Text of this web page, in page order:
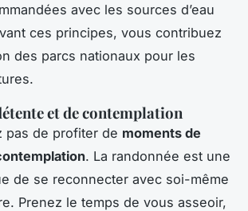
avec les sources d’eau
ces principes, vous contribuez
des parcs nationaux pour les
et de contemplation
pas de profiter de moments de
. La randonnée est une
de se reconnecter avec soi-même
Prenez le temps de vous asseoir,